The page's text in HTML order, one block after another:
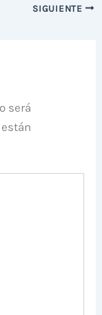
SIGUIENTE
será